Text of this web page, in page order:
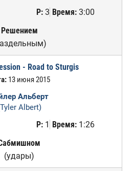
Р:3 Время:3:00
Решением
- Road to Sturgis
13 июня 2015
Альберт
Albert)
Р:1 Время:1:26
(удары)